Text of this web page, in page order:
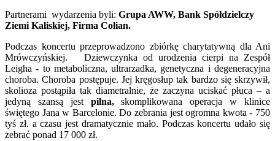
Partnerami wydarzenia byli: Grupa AWW, Bank Spółdzielczy
Ziemi Kaliskiej, Firma Colian.
Podczas koncertu przeprowadzono zbiórkę charytatywną dla Ani
Mrówczyńskiej. Dziewczynka od urodzenia cierpi na Zespół
Leigha - to metaboliczna, ultrarzadka, genetyczna i degeneracyjna
choroba. Choroba postępuje. Jej kręgosłup tak bardzo się skrzywił,
skolioza postąpiła tak diametralnie, że zaczyna uciskać płuca – a
jedyną szansą jest pilna,skomplikowana operacja w klinice
świętego Jana w Barcelonie. Do zebrania jest ogromna kwota - 750
tyś zł. a czasu jest dramatycznie mało. Podczas koncertu udało się
zebrać ponad 17 000 zł.